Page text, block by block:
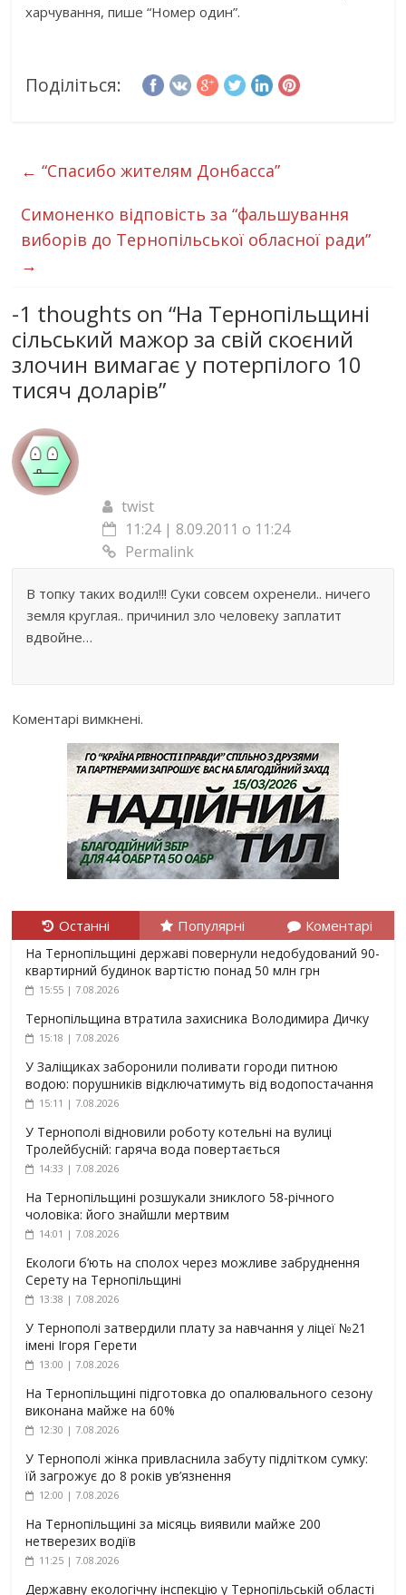
харчування, пише “Номер один”.
Поділіться:
← “Спасибо жителям Донбасса”
Симоненко відповість за “фальшування
виборів до Тернопільської обласної ради”
→
-1 thoughts on “На Тернопільщині
сільський мажор за свій скоєний
злочин вимагає у потерпілого 10
тисяч доларів”
twist
11:24 | 8.09.2011 о 11:24
Permalink
В топку таких водил!!! Суки совсем охренели.. ничего
земля круглая.. причинил зло человеку заплатит
вдвойне…
Коментарі вимкнені.
Останні Популярні Коментарі
На Тернопільщині державі повернули недобудований 90-
квартирний будинок вартістю понад 50 млн грн
15:55 | 7.08.2026
Тернопільщина втратила захисника Володимира Дичку
15:18 | 7.08.2026
У Заліщиках заборонили поливати городи питною
водою: порушників відключатимуть від водопостачання
15:11 | 7.08.2026
У Тернополі відновили роботу котельні на вулиці
Тролейбусній: гаряча вода повертається
14:33 | 7.08.2026
На Тернопільщині розшукали зниклого 58-річного
чоловіка: його знайшли мертвим
14:01 | 7.08.2026
Екологи б’ють на сполох через можливе забруднення
Серету на Тернопільщині
13:38 | 7.08.2026
У Тернополі затвердили плату за навчання у ліцеї №21
імені Ігоря Герети
13:00 | 7.08.2026
На Тернопільщині підготовка до опалювального сезону
виконана майже на 60%
12:30 | 7.08.2026
У Тернополі жінка привласнила забуту підлітком сумку:
їй загрожує до 8 років ув’язнення
12:00 | 7.08.2026
На Тернопільщині за місяць виявили майже 200
нетверезих водіїв
11:25 | 7.08.2026
Державну екологічну інспекцію у Тернопільській області